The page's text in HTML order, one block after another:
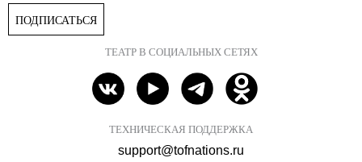
ПОДПИСАТЬСЯ
ТЕАТР В СОЦИАЛЬНЫХ СЕТЯХ
ТЕХНИЧЕСКАЯ ПОДДЕРЖКА
support@tofnations.ru